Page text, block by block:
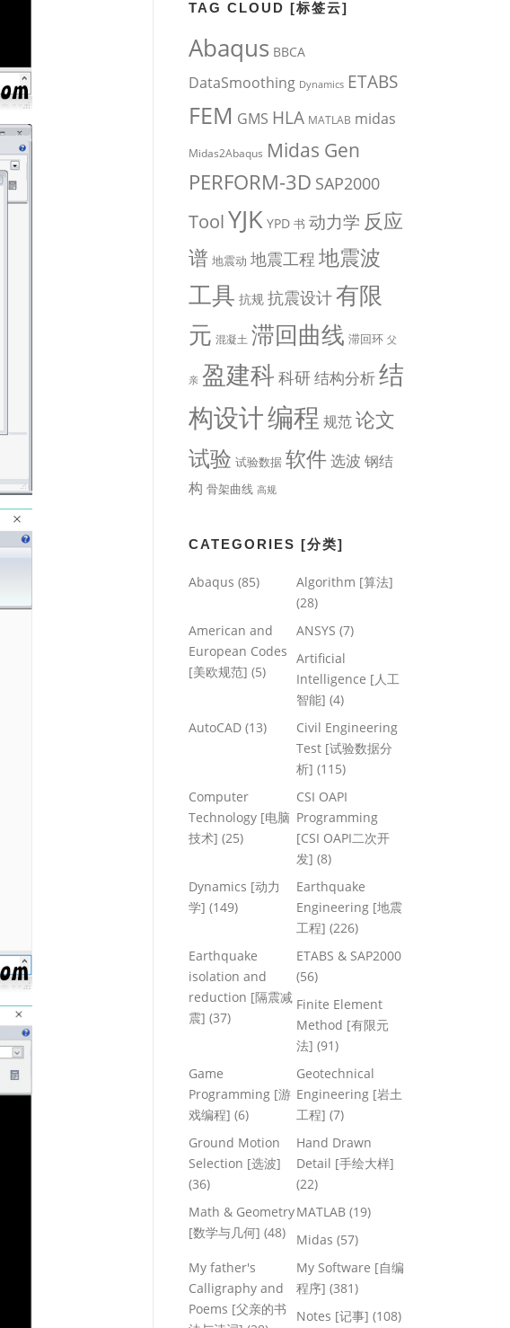
TAG CLOUD [标签云]
Abaqus BBCA
DataSmoothing Dynamics ETABS
FEM GMS HLA MATLAB midas
Midas2Abaqus Midas Gen
PERFORM-3D SAP2000
ToolYJK YPD 书 动力学 反应
谱 地震动 地震工程 地震波
工具 抗规 抗震设计有限
元 混凝土 滞回曲线 滞回环 父
亲 盈建科 科研 结构分析结
构设计编程 规范论文
试验 试验数据 软件选波 钢结
构 骨架曲线 高规
CATEGORIES [分类]
Abaqus (85)
Algorithm [算法]
(28)
American and
European Codes
[美欧规范] (5)
ANSYS (7)
Artificial
Intelligence [人工
智能] (4)
AutoCAD (13)
Civil Engineering
Test [试验数据分
析] (115)
Computer
Technology [电脑
技术] (25)
CSI OAPI
Programming
[CSI OAPI二次开
发] (8)
Dynamics [动力
学] (149)
Earthquake
Engineering [地震
工程] (226)
Earthquake
isolation and
reduction [隔震减
震] (37)
ETABS & SAP2000
(56)
Finite Element
Method [有限元
法] (91)
Game
Programming [游
戏编程] (6)
Geotechnical
Engineering [岩土
工程] (7)
Ground Motion
Selection [选波]
(36)
Hand Drawn
Detail [手绘大样]
(22)
Math & Geometry
[数学与几何] (48)
MATLAB (19)
Midas (57)
My father's
Calligraphy and
Poems [父亲的书
My Software [自编
程序] (381)
Notes [记事] (108)